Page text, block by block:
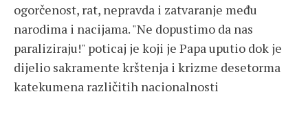
ogorčenost, rat, nepravda i zatvaranje među
narodima i nacijama. "Ne dopustimo da nas
paraliziraju!" poticaj je koji je Papa uputio dok je
dijelio sakramente krštenja i krizme desetorma
katekumena različitih nacionalnosti